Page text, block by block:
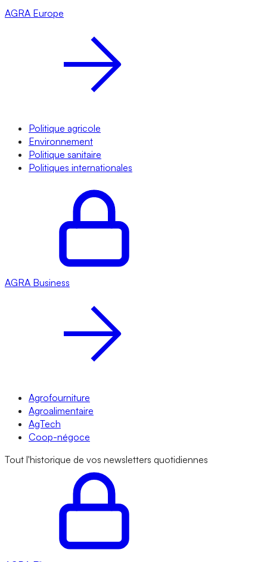
AGRA Europe
Politique agricole
Environnement
Politique sanitaire
Politiques internationales
AGRA Business
Agrofourniture
Agroalimentaire
AgTech
Coop-négoce
Tout l'historique de vos newsletters quotidiennes